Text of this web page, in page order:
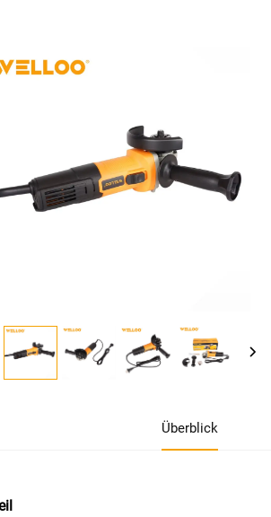
Überblick